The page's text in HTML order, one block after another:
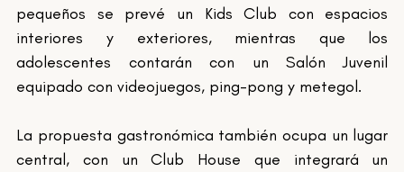
pequeños se prevé un Kids Club con espacios
interiores y exteriores, mientras que los
adolescentes contarán con un Salón Juvenil
equipado con videojuegos, ping-pong y metegol.
La propuesta gastronómica también ocupa un lugar
central, con un Club House que integrará un